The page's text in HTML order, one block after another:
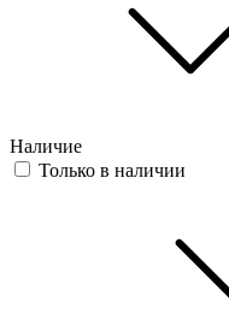
Наличие
Только в наличии